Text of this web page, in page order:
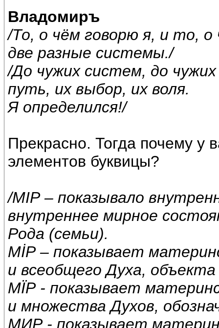
Владомиръ
/То, о чём говорю я, и то,
две разные системы./
/До чужих систем, до
путь, их выбор, их воля.
Я определился!/
Прекрасно. Тогда почему у
элементов буквицы?
/МІР – показывало
внутреннее мирное
Рода (семьи).
МİР – показывает
и всеобщего Духа,
МЇР - показывает
и множества Духов,
МИР - показывает